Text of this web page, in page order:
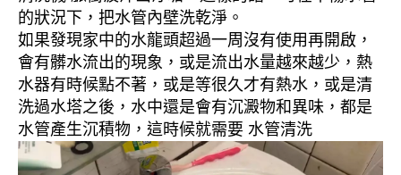
的狀況下，把水管內壁洗乾淨。
如果發現家中的水龍頭超過一周沒有使用再開啟，
會有髒水流出的現象，或是流出水量越來越少，熱
水器有時候點不著，或是等很久才有熱水，或是清
洗過水塔之後，水中還是會有沉澱物和異味，都是
水管產生沉積物，這時候就需要 水管清洗